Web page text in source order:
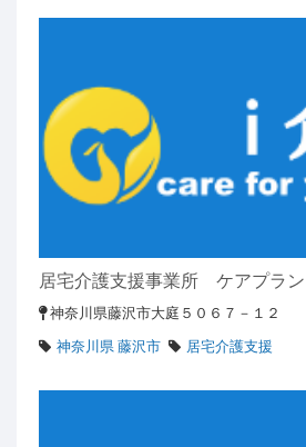
居宅介護支援事業所 ケアプラ
神奈川県藤沢市大庭５０６７－１２
神奈川県 藤沢市
居宅介護支援